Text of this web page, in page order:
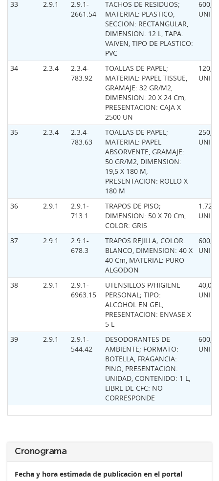
33 2.9.1
2.9.1-
2661.54
TACHOS DE RESIDUOS;
MATERIAL: PLASTICO,
SECCION: RECTANGULAR,
DIMENSION: 12 L, TAPA:
VAIVEN, TIPO DE PLASTICO:
PVC
600,00
34 2.3.4
2.3.4-
783.92
TOALLAS DE PAPEL;
MATERIAL: PAPEL TISSUE,
GRAMAJE: 32 GR/M2,
DIMENSION: 20 X 24 Cm,
PRESENTACION: CAJA X
2500 UN
120,00
35 2.3.4
2.3.4-
783.63
TOALLAS DE PAPEL;
MATERIAL: PAPEL
ABSORVENTE, GRAMAJE:
50 GR/M2, DIMENSION:
19,5 X 180 M,
PRESENTACION: ROLLO X
180 M
250,00
36 2.9.1
2.9.1-
713.1
TRAPOS DE PISO;
DIMENSION: 50 X 70 Cm,
COLOR: GRIS
37 2.9.1
2.9.1-
678.3
TRAPOS REJILLA; COLOR:
BLANCO, DIMENSION: 40 X
40 Cm, MATERIAL: PURO
ALGODON
600,00
38 2.9.1
2.9.1-
6963.15
UTENSILLOS P/HIGIENE
PERSONAL; TIPO:
ALCOHOL EN GEL,
PRESENTACION: ENVASE X
5 L
40,00
39 2.9.1
2.9.1-
544.42
DESODORANTES DE
AMBIENTE; FORMATO:
BOTELLA, FRAGANCIA:
PINO, PRESENTACION:
UNIDAD, CONTENIDO: 1 L,
LIBRE DE CFC: NO
CORRESPONDE
600,00
Cronograma
Fecha y hora estimada de publicación en el portal